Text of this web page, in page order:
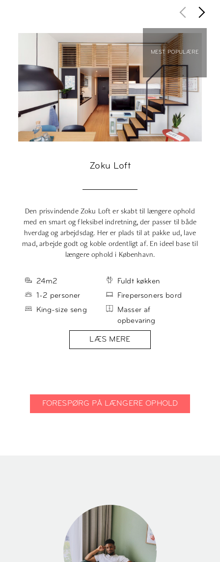
MEST POPULÆRE
Zoku Loft
Den prisvindende Zoku Loft er skabt til længere ophold
med en smart og fleksibel indretning, der passer til både
hverdag og arbejdsdag. Her er plads til at pakke ud, lave
mad, arbejde godt og koble ordentligt af. En ideel base til
længere ophold i København.
24m2
1-2 personer
King-size seng
Fuldt køkken
Firepersoners bord
Masser af
opbevaring
LÆS MERE
FORESPØRG PÅ LÆNGERE OPHOLD